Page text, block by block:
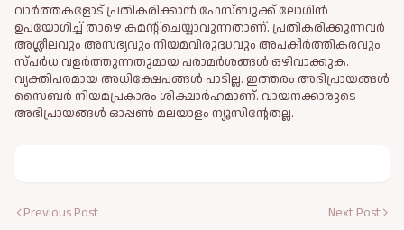
വാർത്തകളോട് പ്രതികരിക്കാൻ ഫേസ്ബുക്ക് ലോഗിൻ
ഉപയോഗിച്ച് താഴെ കമന്റ് ചെയ്യാവുന്നതാണ്. പ്രതികരിക്കുന്നവര്‍
അശ്ലീലവും അസഭ്യവും നിയമവിരുദ്ധവും അപകീര്‍ത്തികരവും
സ്പര്‍ധ വളര്‍ത്തുന്നതുമായ പരാമര്‍ശങ്ങള്‍ ഒഴിവാക്കുക.
വ്യക്തിപരമായ അധിക്ഷേപങ്ങള്‍ പാടില്ല. ഇത്തരം അഭിപ്രായങ്ങള്‍
സൈബര്‍ നിയമപ്രകാരം ശിക്ഷാര്‍ഹമാണ്. വായനക്കാരുടെ
അഭിപ്രായങ്ങള്‍ ഓപ്പൺ മലയാളം ന്യൂസിന്റേതല്ല.
Previous Post Next Post